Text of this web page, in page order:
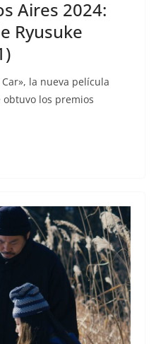
Aires 2024:
Ryusuke
la nueva película
obtuvo los premios